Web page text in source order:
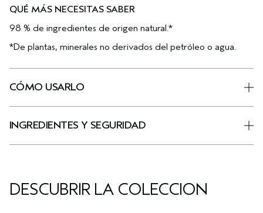
QUÉ MÁS NECESITAS SABER
98 % de ingredientes de origen natural.*
*De plantas, minerales no derivados del petróleo o agua.
CÓMO USARLO
INGREDIENTES Y SEGURIDAD
DESCUBRIR LA COLECCIÓN